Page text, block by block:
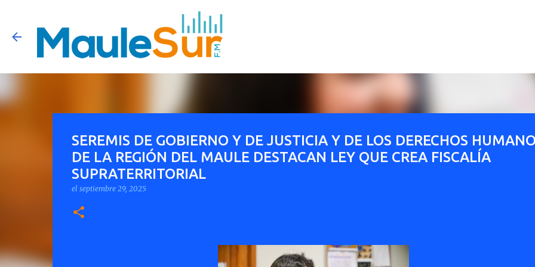
SEREMIS DE GOBIERNO Y DE JUSTICIA Y DE LOS DERECHOS
DE LA REGIÓN DEL MAULE DESTACAN LEY QUE CREA FISCALÍA
SUPRATERRITORIAL
el septiembre 29, 2025